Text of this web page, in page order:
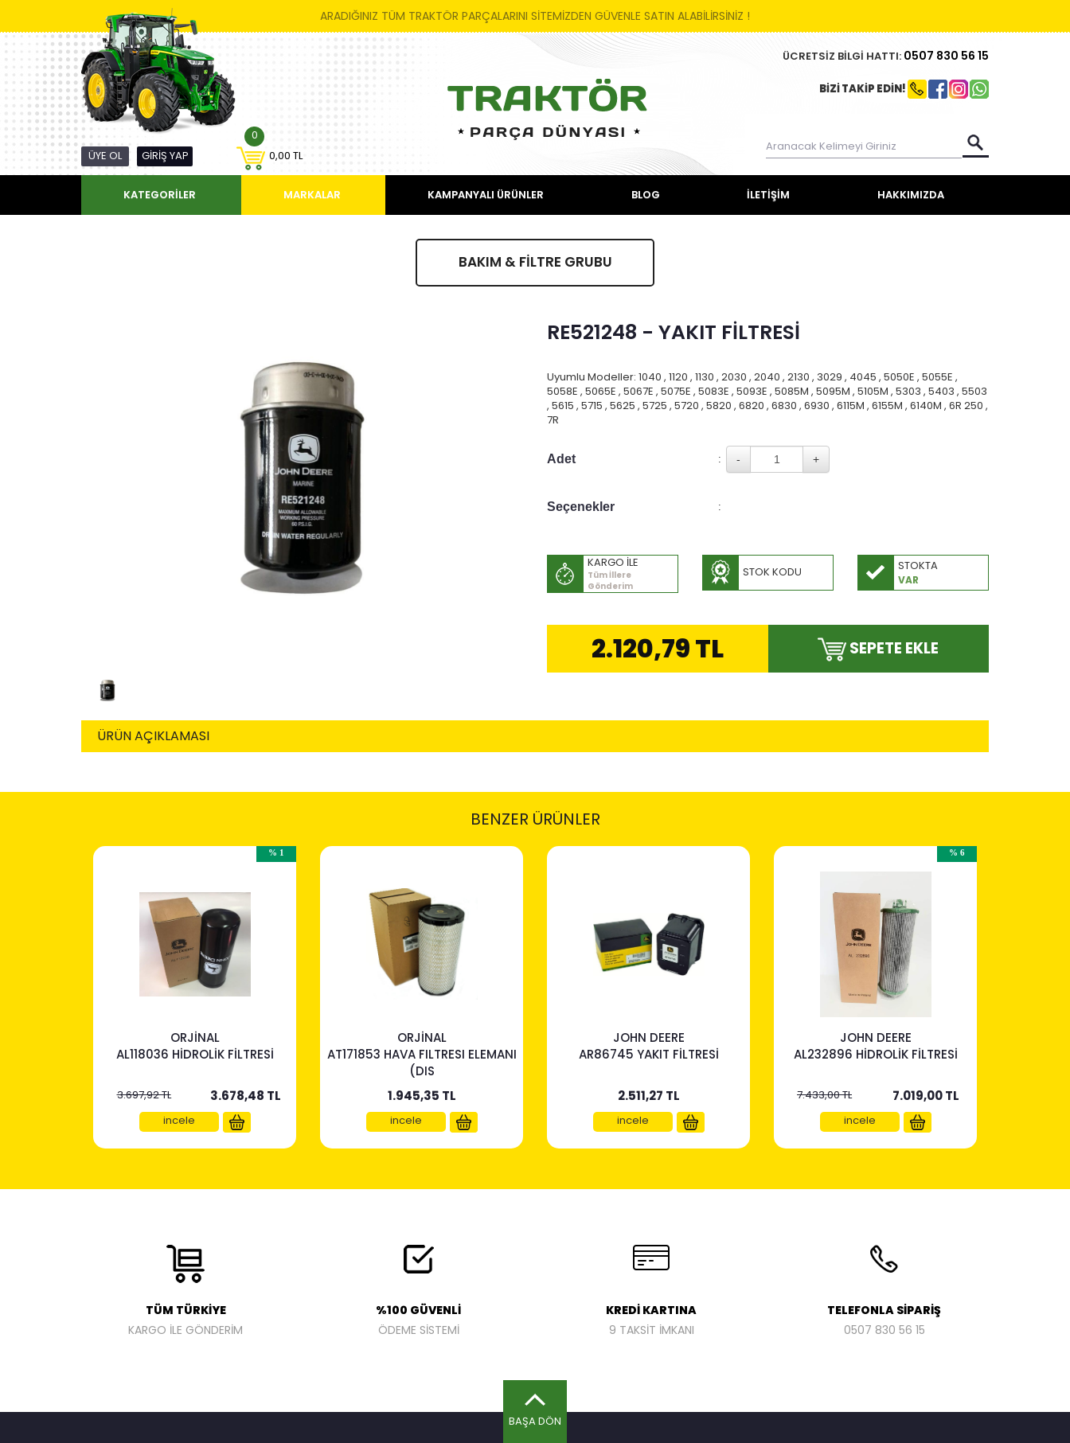
ARADIĞINIZ TÜM TRAKTÖR PARÇALARINI SİTEMİZDEN GÜVENLE SATIN ALABİLİRSİNİZ !
ÜCRETSİZ BİLGİ HATTI: 0507 830 56 15
BİZİ TAKİP EDİN!
ÜYE OL GİRİŞ YAP
0
0,00 TL
KATEGORİLER MARKALAR KAMPANYALI ÜRÜNLER BLOG İLETİŞİM HAKKIMIZDA
BAKIM & FİLTRE GRUBU
RE521248 - YAKIT FİLTRESİ
Uyumlu Modeller: 1040 , 1120 , 1130 , 2030 , 2040 , 2130 , 3029 , 4045 , 5050E , 5055E ,
5058E , 5065E , 5067E , 5075E , 5083E , 5093E , 5085M , 5095M , 5105M , 5303 , 5403 , 5503
, 5615 , 5715 , 5625 , 5725 , 5720 , 5820 , 6820 , 6830 , 6930 , 6115M , 6155M , 6140M , 6R 250 ,
7R
Adet :
Seçenekler :
KARGO İLE
Tüm İllere
Gönderim
STOK KODU STOKTA
VAR
2.120,79 TL SEPETE EKLE
ÜRÜN AÇIKLAMASI
BENZER ÜRÜNLER
% 1
ORJİNAL
AL118036 HİDROLİK FİLTRESİ
3.697,92 TL 3.678,48 TL
incele
ORJİNAL
AT171853 HAVA FILTRESI ELEMANI
(DIS
1.945,35 TL
incele
JOHN DEERE
AR86745 YAKIT FİLTRESİ
2.511,27 TL
incele
% 6
JOHN DEERE
AL232896 HİDROLİK FİLTRESİ
7.433,00 TL 7.019,00TL
incele
TÜM TÜRKİYE
KARGO İLE GÖNDERİM
%100 GÜVENLİ
ÖDEME SİSTEMİ
KREDİ KARTINA
9 TAKSİT İMKANI
TELEFONLA SİPARİŞ
0507 830 56 15
BAŞA DÖN